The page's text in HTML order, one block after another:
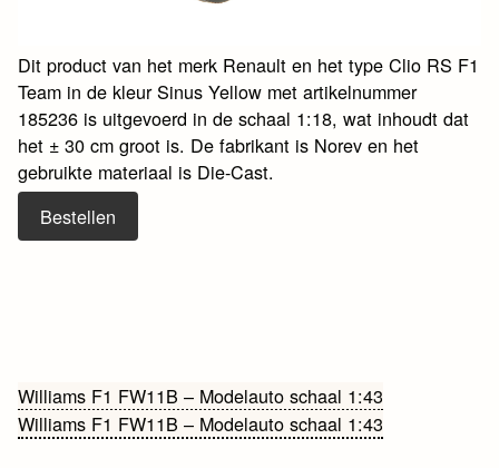
Dit product van het merk Renault en het type Clio RS F1
Team in de kleur Sinus Yellow met artikelnummer
185236 is uitgevoerd in de schaal 1:18, wat inhoudt dat
het ± 30 cm groot is. De fabrikant is Norev en het
gebruikte materiaal is Die-Cast.
Bestellen
Bericht
navigatie
Williams F1 FW11B – Modelauto schaal 1:43
Williams F1 FW11B – Modelauto schaal 1:43